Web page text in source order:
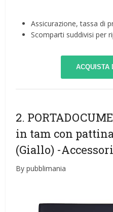
Assicurazione, tassa di
Scomparti suddivisi per
ACQUISTA
2.
in tam con
(Giallo) -Accessori
By pubblimania